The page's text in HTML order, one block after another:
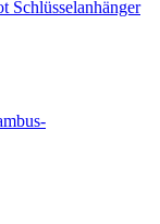
Schlüsselanhänger